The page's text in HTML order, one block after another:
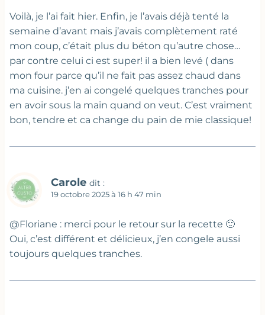
Voilà, je l’ai fait hier. Enfin, je l’avais déjà tenté la
semaine d’avant mais j’avais complètement raté
mon coup, c’était plus du béton qu’autre chose…
par contre celui ci est super! il a bien levé ( dans
mon four parce qu’il ne fait pas assez chaud dans
ma cuisine. j’en ai congelé quelques tranches pour
en avoir sous la main quand on veut. C’est vraiment
bon, tendre et ca change du pain de mie classique!
Carole dit :
19 octobre 2025 à 16 h 47 min
@Floriane : merci pour le retour sur la recette 🙂
Oui, c’est différent et délicieux, j’en congele aussi
toujours quelques tranches.